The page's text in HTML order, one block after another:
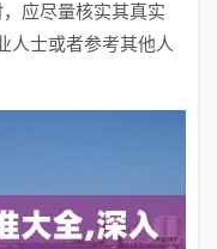
应尽量核实其真实
人士或者参考其他人